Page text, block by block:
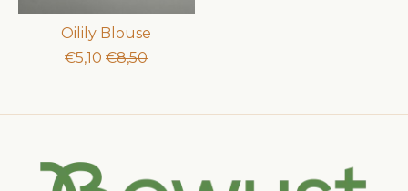
Oilily Blouse
€5,10 €8,50